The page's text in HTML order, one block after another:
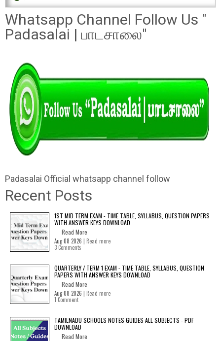
Whatsapp Channel Follow Us "
Padasalai | பாடசாலை"
Padasalai Official whatsapp channel follow
Recent Posts
1ST MID TERM EXAM - TIME TABLE, SYLLABUS, QUESTION PAPERS
WITH ANSWER KEYS DOWNLOAD
Read More
Aug 08 2026 | Read more
3 Comments
QUARTERLY / TERM 1 EXAM - TIME TABLE, SYLLABUS, QUESTION
PAPERS WITH ANSWER KEYS DOWNLOAD
Read More
Aug 08 2026 | Read more
1 Comment
TAMILNADU SCHOOLS NOTES GUIDES ALL SUBJECTS - PDF
DOWNLOAD
Read More